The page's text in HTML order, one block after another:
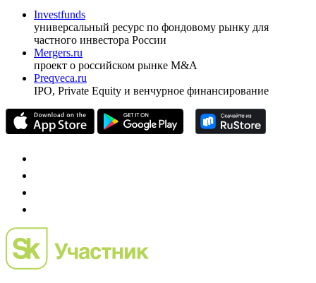
Investfunds
универсальный ресурс по фондовому рынку для
частного инвестора России
Mergers.ru
проект о российском рынке M&A
Preqveca.ru
IPO, Private Equity и венчурное финансирование